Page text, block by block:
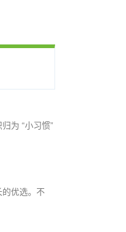
为 “小习惯”
的优选。不